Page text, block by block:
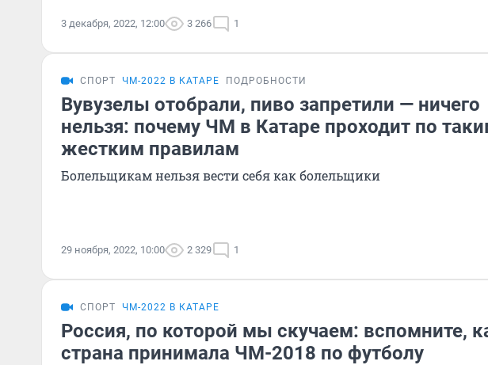
3 декабря, 2022, 12:00 3 266 1
СПОРТ ЧМ-2022 В КАТАРЕ ПОДРОБНОСТИ
Вувузелы отобрали, пиво запретили — ничего
нельзя: почему ЧМ в Катаре проходит по
жестким правилам
Болельщикам нельзя вести себя как болельщики
29 ноября, 2022, 10:00 2 329 1
СПОРТ ЧМ-2022 В КАТАРЕ
Россия, по которой мы скучаем: вспомните,
страна принимала ЧМ-2018 по футболу